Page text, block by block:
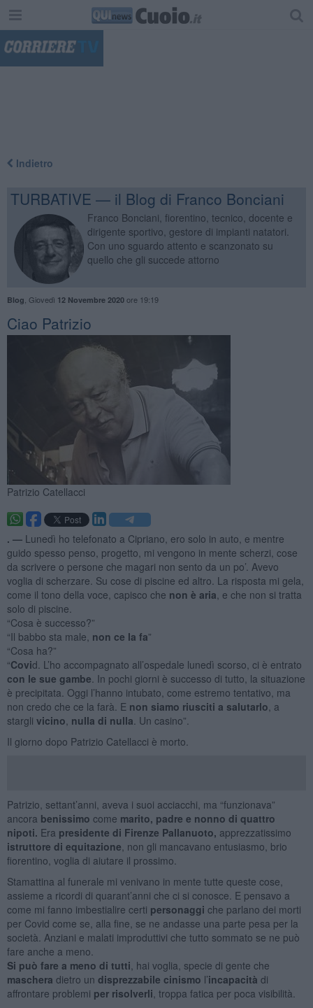
Indietro
TURBATIVE — il Blog di Franco Bonciani
Franco Bonciani, fiorentino, tecnico, docente e
dirigente sportivo, gestore di impianti natatori.
Con uno sguardo attento e scanzonato su
quello che gli succede attorno
Blog Giovedì 12 Novembre 2020ore 19:19
Ciao Patrizio
Patrizio Catellacci
. — Lunedì ho telefonato a Cipriano, ero solo in auto, e mentre
guido spesso penso, progetto, mi vengono in mente scherzi, cose
da scrivere o persone che magari non sento da un po’. Avevo
voglia di scherzare. Su cose di piscine ed altro. La risposta mi gela,
come il tono della voce, capisco che non è aria , e che non si tratta
solo di piscine.
“Cosa è successo?”
“Il babbo sta male, non ce la fa”
“Cosa ha?”
“Covid. L’ho accompagnato all’ospedale lunedì scorso, ci è entrato
con le sue gambe . In pochi giorni è successo di tutto, la situazione
è precipitata. Oggi l’hanno intubato, come estremo tentativo, ma
non credo che ce la farà. E non siamo riusciti a salutarlo , a
stargli vicino nulla di nulla . Un casino”.
Il giorno dopo Patrizio Catellacci è morto.
Patrizio, settant’anni, aveva i suoi acciacchi, ma “funzionava”
ancora benissimo come marito, padre e nonno di quattro
nipoti. Era presidente di Firenze Pallanuoto, apprezzatissimo
istruttore di equitazione , non gli mancavano entusiasmo, brio
fiorentino, voglia di aiutare il prossimo.
Stamattina al funerale mi venivano in mente tutte queste cose,
assieme a ricordi di quarant’anni che ci si conosce. E pensavo a
come mi fanno imbestialire certi personaggi che parlano dei morti
per Covid come se, alla fine, se ne andasse una parte pesa per la
società. Anziani e malati improduttivi che tutto sommato se ne può
fare anche a meno.
Si può fare a meno di tutti , hai voglia, specie di gente che
maschera dietro un disprezzabile cinismo l’incapacità di
affrontare problemi per risolverli , troppa fatica per poca visibilità.